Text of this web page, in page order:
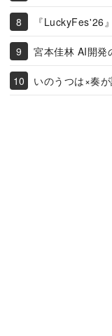
『LuckyFes'26
宮本佳林 AI開発
いのうつは×奏